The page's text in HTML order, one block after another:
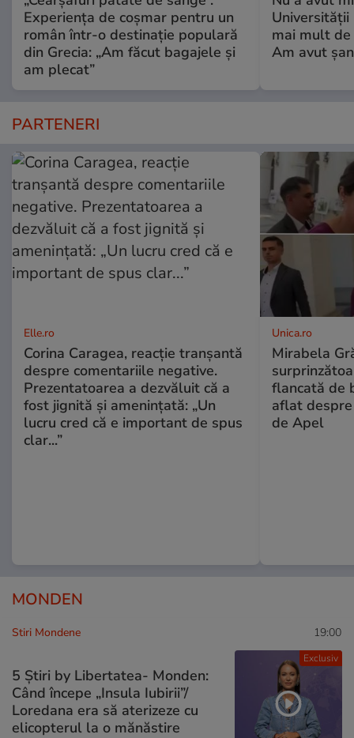
Experiența de coșmar pentru un
român într-o destinație populară
din Grecia: „Am făcut bagajele și
am plecat”
Universității
mai mult
Am avut
PARTENERI
Elle.ro
Corina Caragea, reacție tranșantă
despre comentariile negative.
Prezentatoarea a dezvăluit că a
fost jignită și amenințată: „Un
lucru cred că e important de spus
clar...”
Unica.ro
Mirabela
flancată de
aflat
de Apel
MONDEN
Exclusiv
Stiri Mondene 19:00
5 Știri by Libertatea- Monden:
Când începe „Insula Iubirii”/
Loredana era să aterizeze cu
elicopterul la o mănăstire